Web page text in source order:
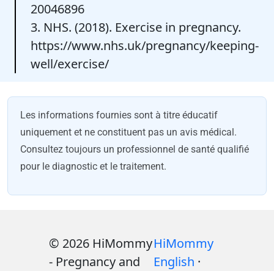
20046896
3. NHS. (2018). Exercise in pregnancy.
https://www.nhs.uk/pregnancy/keeping-
well/exercise/
Les informations fournies sont à titre éducatif
uniquement et ne constituent pas un avis médical.
Consultez toujours un professionnel de santé qualifié
pour le diagnostic et le traitement.
© 2026 HiMommy
- Pregnancy and
HiMommy
English ·